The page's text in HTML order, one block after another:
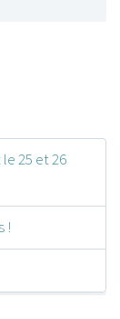
25 et 26
!